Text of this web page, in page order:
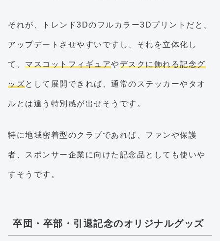
それが、トレンド3Dのフルカラー3Dプリントだと、
アップデートさせやすいですし、それを立体化し
て、 マスコットフィギュアやデスクに飾れる記念グ
ッズとして展開できれば、通常のステッカーやタオ
ルとは違う特別感が出せそうです。
特に地域密着型のクラブであれば、ファンや保護
者、スポンサー企業に向けた記念品としても使いや
すそうです。
卒団・卒部・引退記念のオリジナルグッズ